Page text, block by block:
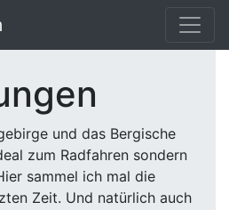
und das Bergische
zum Radfahren sondern
sammel ich mal die
Zeit. Und natürlich auch